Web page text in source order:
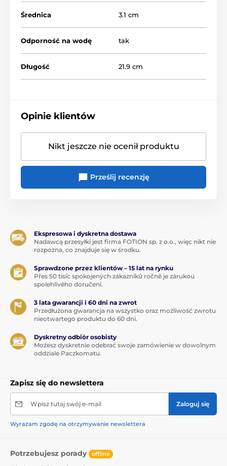
Średnica 3.1 cm
Odporność na wodę tak
Długość 21.9 cm
Opinie klientów
Nikt jeszcze nie ocenił produktu
Prześlij recenzję
Ekspresowa i dyskretna dostawa
Nadawcą przesyłki jest firma FOTION sp. z o.o., więc nikt nie
rozpozna, co znajduje się w środku.
Sprawdzone przez klientów – 15 lat na rynku
Přes 50 tisíc spokojených zákazníků ročně je zárukou
spolehlivého doručení.
3 lata gwarancji i 60 dni na zwrot
Przedłużona gwarancja na wszystko oraz możliwość zwrotu
nieotwartego produktu do 60 dni.
Dyskretny odbiór osobisty
Możesz dyskretnie odebrać swoje zamówienie w dowolnym
oddziale Paczkomatu.
Zapisz się do newslettera
Wpisz tutaj swój e-mail Zaloguj się
Wyrażam zgodę na otrzymywanie newslettera
Potrzebujesz porady offline